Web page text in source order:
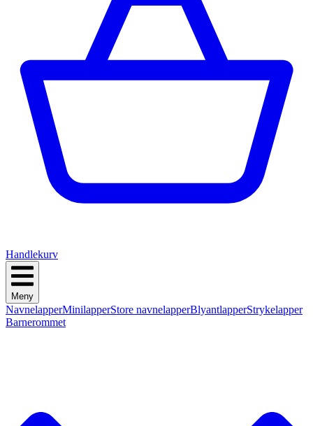
Handlekurv
Meny
NavnelapperMinilapperStore navnelapperBlyantlapperStrykelapper
Barnerommet